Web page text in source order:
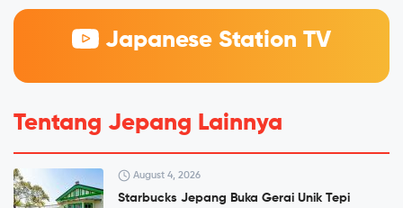
Japanese Station TV
Tentang Jepang Lainnya
August 4, 2026
Starbucks Jepang Buka Gerai Unik Tepi